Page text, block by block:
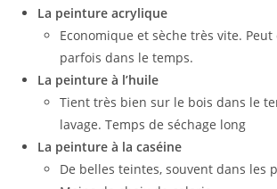
La peinture acrylique
Economique et sèche très vite.
parfois dans le temps.
La peinture à l’huile
Tient très bien sur le bois dans le
lavage. Temps de séchage long
La peinture à la caséine
De belles teintes, souvent dans les